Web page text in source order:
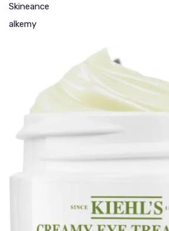
Skineance
alkemy